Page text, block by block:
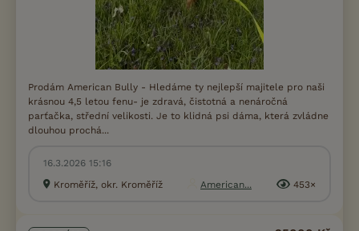
Prodám American Bully - Hledáme ty nejlepší majitele pro naši
krásnou 4,5 letou fenu- je zdravá, čistotná a nenáročná
parťačka, střední velikosti. Je to klidná psi dáma, která zvládne
dlouhou prochá...
16.3.2026 15:16
Kroměříž, okr. Kroměříž
American... 453×